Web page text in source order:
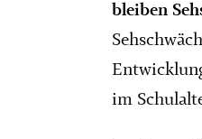
bleiben
im